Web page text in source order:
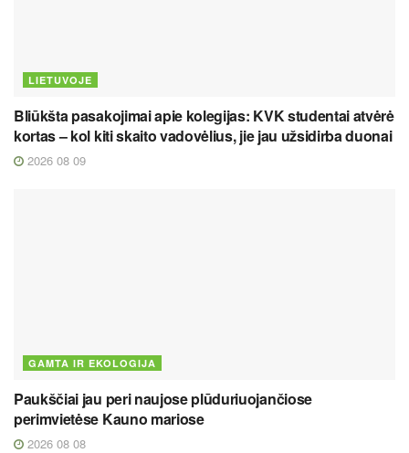
LIETUVOJE
Bliūkšta pasakojimai apie kolegijas: KVK studentai atvėrė
kortas – kol kiti skaito vadovėlius, jie jau užsidirba duonai
2026 08 09
GAMTA IR EKOLOGIJA
Paukščiai jau peri naujose plūduriuojančiose
perimvietėse Kauno mariose
2026 08 08